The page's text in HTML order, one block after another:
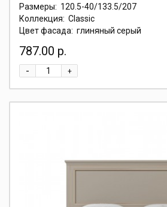
Размеры: 120.5-40/133.5/207
Коллекция: Classic
Цвет фасада: глиняный серый
787.00 р.
+
-